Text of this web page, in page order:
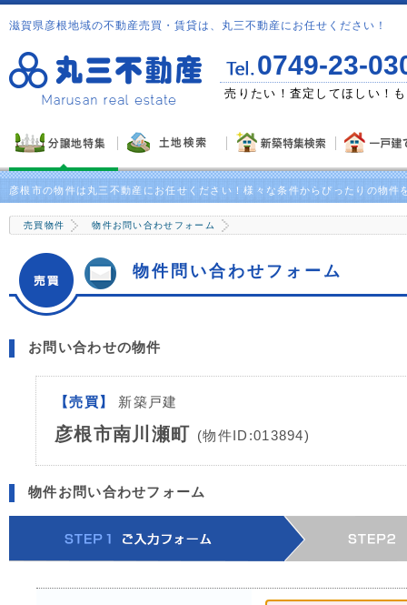
滋賀県彦根地域の不動産売買・賃貸は、丸三不動産にお任せください！
0749-23-
ント！ 売りたい！査定してほしい！
彦根市の物件は丸三不動産にお任せください！様々な条件からぴったりの物件
売買物件 物件お問い合わせフォーム
物件問い合わせフォーム
お問い合わせの物件
【売買】 新築戸建
彦根市南川瀬町 (物件ID:013894)
物件お問い合わせフォーム